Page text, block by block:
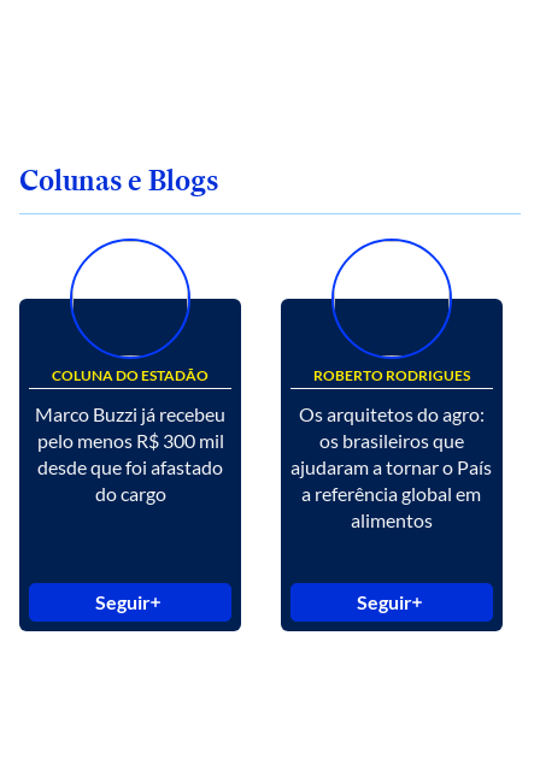
Colunas e Blogs
COLUNA DO ESTADÃO
Marco Buzzi já recebeu
pelo menos R$ 300 mil
desde que foi afastado
do cargo
Seguir
ROBERTO RODRIGUES
Os arquitetos do agro:
os brasileiros que
ajudaram a tornar o País
a referência global em
alimentos
Seguir